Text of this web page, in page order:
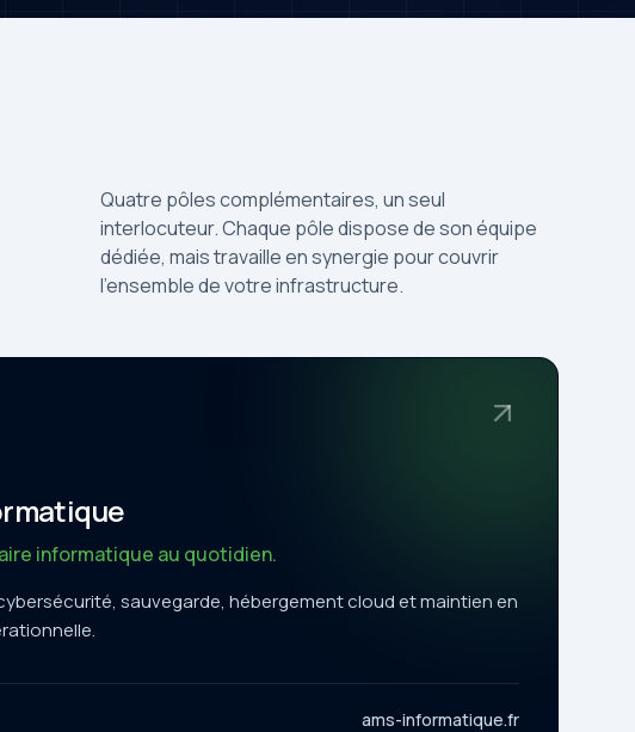
Quatre pôles complémentaires, un seul
interlocuteur. Chaque pôle dispose de son équipe
dédiée, mais travaille en synergie pour couvrir
l'ensemble de votre infrastructure.
informatique au quotidien.
sauvegarde, hébergement cloud et maintien en
ams-informatique.fr